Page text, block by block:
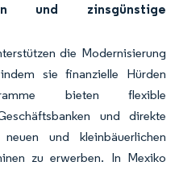
und zinsgünstige
die Modernisierung
sie finanzielle Hürden
bieten flexible
und direkte
und kleinbäuerlichen
zu erwerben. In Mexiko